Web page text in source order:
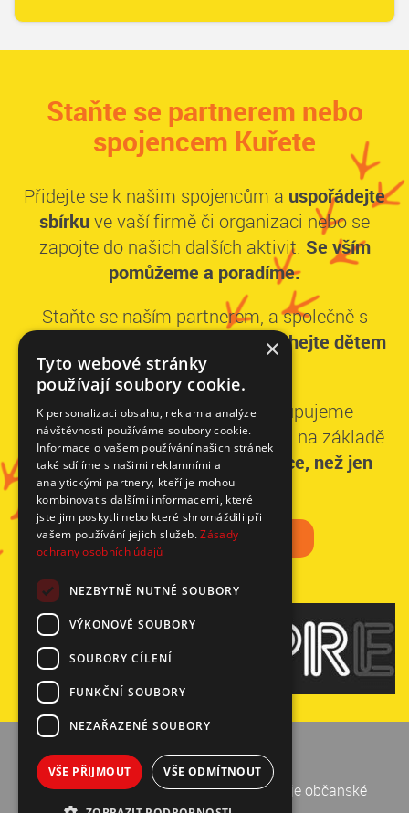
Staňte se partnerem nebo
spojencem Kuřete
Přidejte se k našim spojencům a uspořádejte
sbírkuve vaší firmě či organizaci nebo se
zapojte do našich dalších aktivit. Se vším
pomůžeme a poradíme.
Staňte se naším partnerem, a společně s
dalšími významnými dárci,
pomáhejte dětem
dlouhodobě.
Ke každému partnerovi přistupujeme
individuálně a stavíme spolupráci na základě
domluvených priorit.Získáte více, než jen
dobrý pocit.
CHCEME POMÁHAT
Mapa stránek|RSS
Cookies
© 2026Česká televize&Nadace rozvoje občanské
×
Tyto webové stránky
používají soubory cookie.
K personalizaci obsahu, reklam a analýze
návštěvnosti používáme soubory cookie.
Informace o vašem používání našich stránek
také sdílíme s našimi reklamními a
analytickými partnery, kteří je mohou
kombinovat s dalšími informacemi, které
jste jim poskytli nebo které shromáždili při
vašem používání jejich služeb.Zásady
ochrany osobních údajů
NEZBYTNĚ NUTNÉ SOUBORY
VÝKONOVÉ SOUBORY
SOUBORY CÍLENÍ
FUNKČNÍ SOUBORY
NEZAŘAZENÉ SOUBORY
VŠE PŘIJMOUT VŠE ODMÍTNOUT